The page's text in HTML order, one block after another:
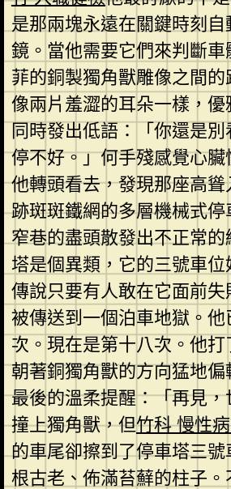
是那兩塊永遠在關鍵時刻
鏡。當他需要它們來判斷
菲的銅製獨角獸雕像之間
像兩片羞澀的耳朵一樣，優
同時發出低語：「你還是
停不好。」何手殘感覺心
他轉頭看去，發現那座高
跡斑斑鐵網的多層機械式
窄巷的盡頭散發出不正常
塔是個異類，它的三號車
傳說只要有人敢在它面前
被傳送到一個泊車地獄。
次。現在是第十八次。他
朝著銅獨角獸的方向猛地
最後的溫柔提醒：「再見
撞上獨角獸，但竹科 慢性
的車尾卻擦到了停車塔三
根古老、佈滿苔蘚的柱子